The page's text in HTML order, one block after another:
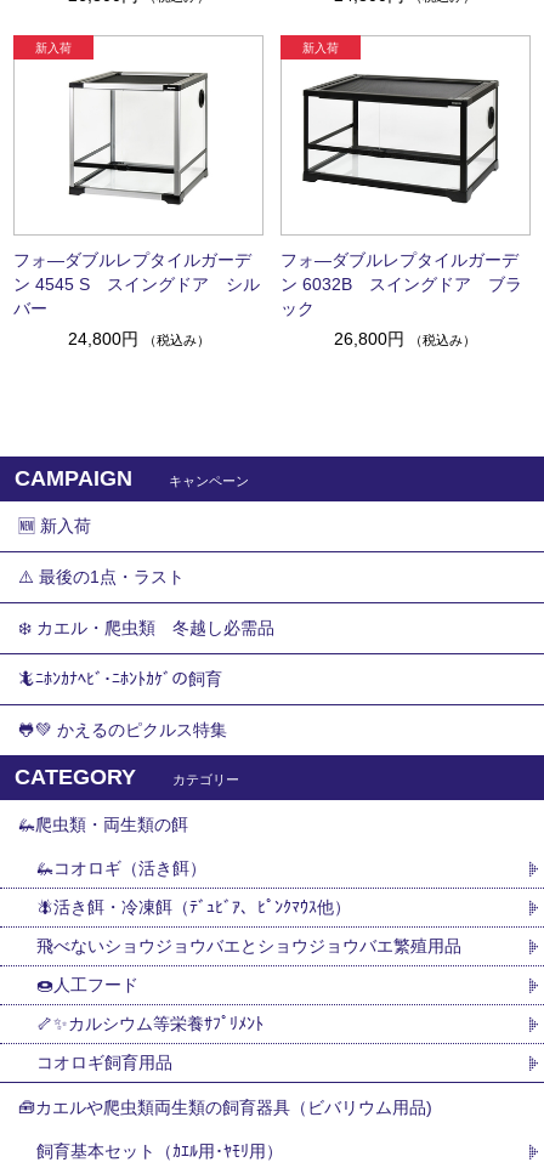
フォ―ダブルレプタイルガーデ
ン 4545 S スイングドア シル
バー
24,800円
（税込み）
フォ―ダブルレプタイルガーデ
ン 6032B スイングドア ブラ
ック
26,800円
（税込み）
CAMPAIGN キャンペーン
🆕 新入荷
⚠️ 最後の1点・ラスト
❄️ カエル・爬虫類 冬越し必需品
🦎ﾆﾎﾝｶﾅﾍﾋﾞ･ﾆﾎﾝﾄｶｹﾞの飼育
🐸💚 かえるのピクルス特集
CATEGORY カテゴリー
🦗爬虫類・両生類の餌
🦗コオロギ（活き餌）
🪰活き餌・冷凍餌（ﾃﾞｭﾋﾞｱ、ﾋﾟﾝｸﾏｳｽ他）
飛べないショウジョウバエとショウジョウバエ繁殖用品
🍩人工フード
🦴✨カルシウム等栄養ｻﾌﾟﾘﾒﾝﾄ
コオロギ飼育用品
🧰カエルや爬虫類両生類の飼育器具（ビバリウム用品)
飼育基本セット（ｶｴﾙ用･ﾔﾓﾘ用）